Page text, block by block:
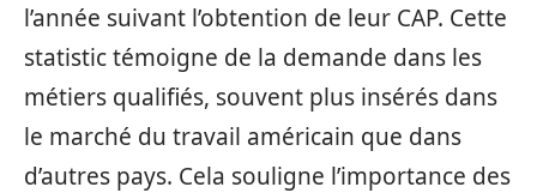
l’année suivant l’obtention de leur CAP. Cette
statistic témoigne de la demande dans les
métiers qualifiés, souvent plus insérés dans
le marché du travail américain que dans
d’autres pays. Cela souligne l’importance des